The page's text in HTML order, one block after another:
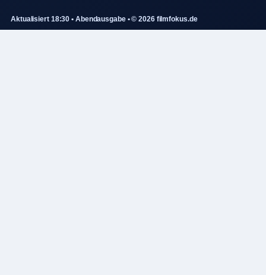
Aktualisiert 18:30 • Abendausgabe • © 2026 filmfokus.de